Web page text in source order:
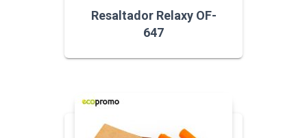
Resaltador Relaxy OF-
647